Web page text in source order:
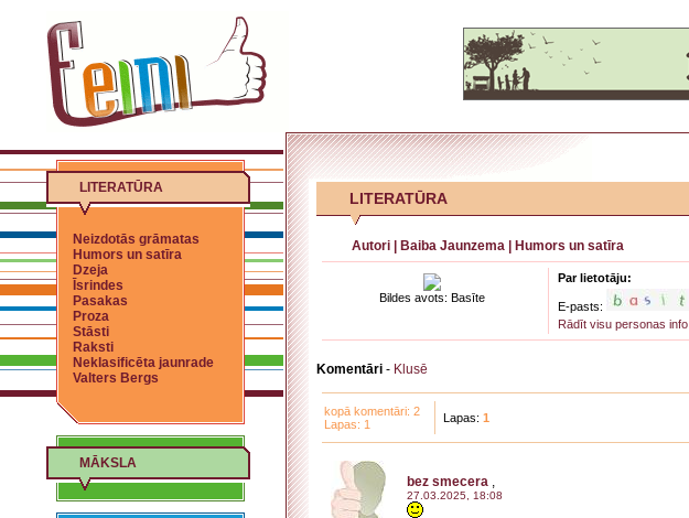
LITERATŪRA
Neizdotās grāmatas
Humors un satīra
Dzeja
Īsrindes
Pasakas
Proza
Stāsti
Raksti
Neklasificēta jaunrade
Valters Bergs
MĀKSLA
LITERATŪRA
Autori Baiba Jaunzema Humors un satīra
Bildes avots: Basīte
Par lietotāju:
E-pasts:
Rādīt visu personas info
Komentāri - Klusē
kopā komentāri: 2
Lapas: 1
Lapas: 1
bez smecera ,
27.03.2025, 18:08